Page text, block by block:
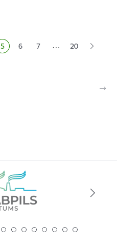
Pašreizējā lapa
5 Lapa
6 Lapa
7 … 20